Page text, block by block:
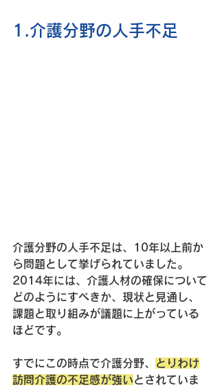
1.介護分野の人手不足
介護分野の人手不足は、10年以上前か
ら問題として挙げられていました。
2014年には、介護人材の確保について
どのようにすべきか、現状と見通し、
課題と取り組みが議題に上がっている
ほどです。
すでにこの時点で介護分野、
とりわけ
訪問介護の不足感が強いとされていま